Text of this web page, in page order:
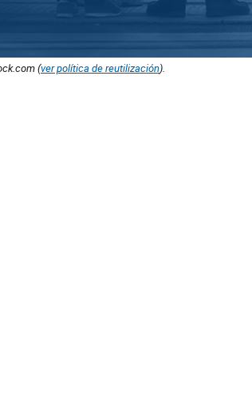
(ver política de reutilización).